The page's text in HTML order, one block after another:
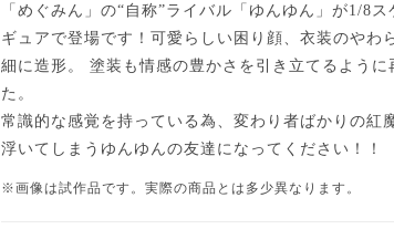
「めぐみん」の“自称”ライバル「ゆんゆん」が1/8ス
ギュアで登場です！可愛らしい困り顔、衣装のやわ
細に造形。 塗装も情感の豊かさを引き立てるように
た。
常識的な感覚を持っている為、変わり者ばかりの紅
浮いてしまうゆんゆんの友達になってください！！
※画像は試作品です。実際の商品とは多少異なります。